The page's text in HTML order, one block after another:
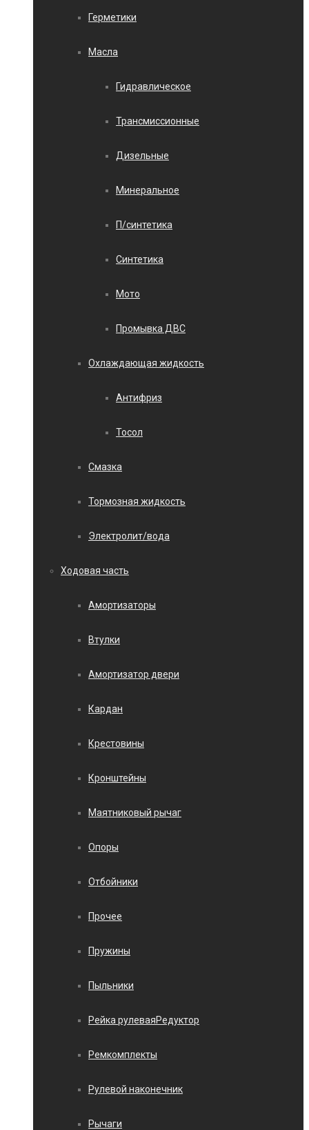
Герметики
Масла
Гидравлическое
Трансмиссионные
Дизельные
Минеральное
П/синтетика
Синтетика
Мото
Промывка ДВС
Охлаждающая жидкость
Антифриз
Тосол
Смазка
Тормозная жидкость
Электролит/вода
Ходовая часть
Амортизаторы
Втулки
Амортизатор двери
Кардан
Крестовины
Кронштейны
Маятниковый рычаг
Опоры
Отбойники
Прочее
Пружины
Пыльники
Рейка рулеваяРедуктор
Ремкомплекты
Рулевой наконечник
Рычаги